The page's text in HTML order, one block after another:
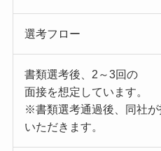
選考フロー
書類選考後、2～3回の
面接を想定しています。
※書類選考通過後、同社
いただきます。